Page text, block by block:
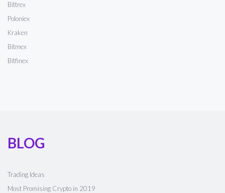
Bittrex
Poloniex
Kraken
Bitmex
Bitfinex
BLOG
Trading Ideas
Most Promising Crypto in 2019